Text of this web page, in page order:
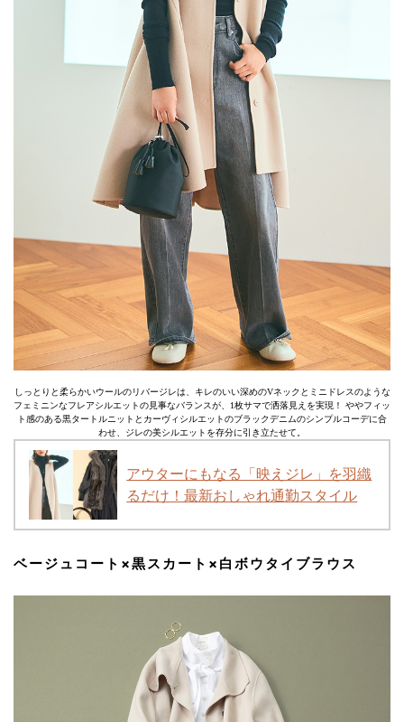
しっとりと柔らかいウールのリバージレは、キレのいい深めのVネックとミニドレスのような
フェミニンなフレアシルエットの見事なバランスが、1枚サマで洒落見えを実現！ ややフィッ
ト感のある黒タートルニットとカーヴィシルエットのブラックデニムのシンプルコーデに合
わせ、ジレの美シルエットを存分に引き立たせて。
アウターにもなる「映えジレ」を羽織
るだけ！最新おしゃれ通勤スタイル
ベージュコート×黒スカート×白ボウタイブラウス